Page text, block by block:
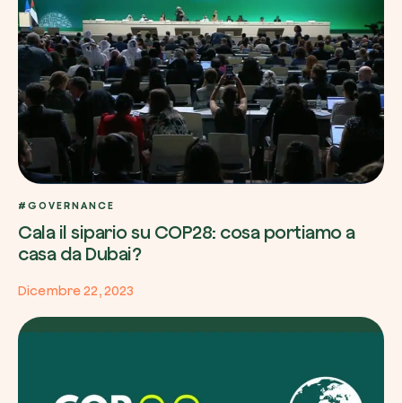
#GOVERNANCE
Cala il sipario su COP28: cosa portiamo a
casa da Dubai?
Dicembre 22, 2023